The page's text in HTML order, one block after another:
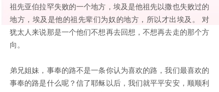
祖先亚伯拉罕失败的一个地方，埃及是他祖先以撒也失败过的
地方，埃及是他的祖先辈们为奴的地方，所以才出埃及。 对
犹太人来说那是一个他们不想再去回想，不想再去走的那个方
向。
弟兄姐妹，事奉的路不是一条你认为喜欢的路，我们最喜欢的
事奉的路是什么呢？信了耶稣以后，我们就平平安安，顺顺利